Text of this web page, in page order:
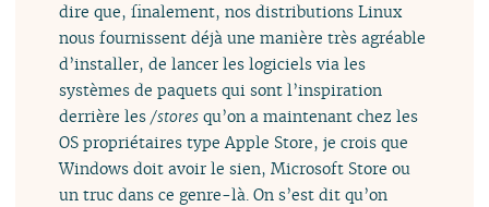
dire que, finalement, nos distributions Linux
nous fournissent déjà une manière très agréable
d’installer, de lancer les logiciels via les
systèmes de paquets qui sont l’inspiration
derrière les/stores qu’on a maintenant chez les
OS propriétaires type Apple Store, je crois que
Windows doit avoir le sien, Microsoft Store ou
un truc dans ce genre-là. On s’est dit qu’on